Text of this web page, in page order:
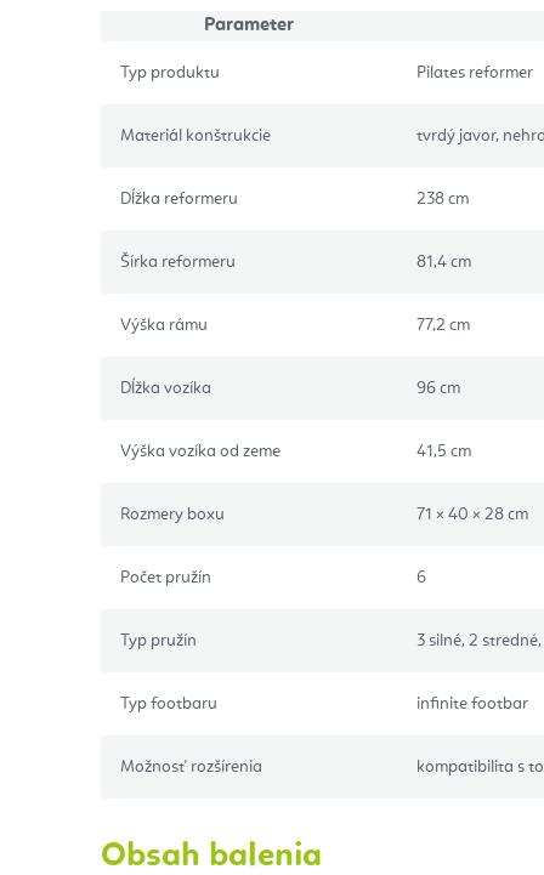
Parameter
Typ produktu Pilates reformer
Materiál konštrukcie tvrdý javor,
Dĺžka reformeru 238 cm
Šírka reformeru 81,4 cm
Výška rámu 77,2 cm
Dĺžka vozíka 96 cm
Výška vozíka od zeme 41,5 cm
Rozmery boxu 71 × 40 × 28 cm
Počet pružín 6
Typ pružín 3 silné, 2
Typ footbaru infinite footbar
Možnosť rozšírenia kompatibilita s
Obsah balenia